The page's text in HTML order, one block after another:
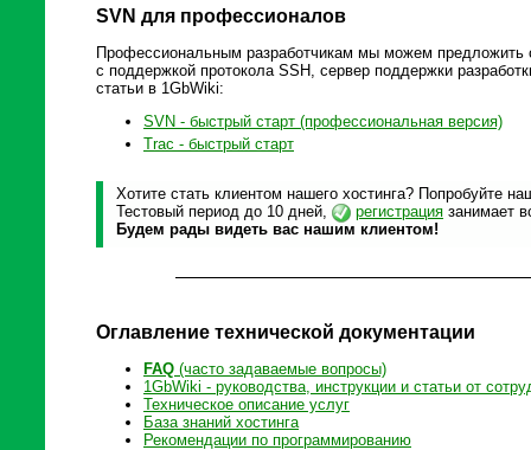
SVN для профессионалов
Профессиональным разработчикам мы можем предложить
с поддержкой протокола SSH, сервер поддержки
статьи в 1GbWiki:
SVN - быстрый старт (профессиональная версия)
Trac - быстрый старт
Хотите стать клиентом нашего хостинга? Попробуйте
Тестовый период до 10 дней,
регистрация занимает
Будем рады видеть вас нашим клиентом!
Оглавление технической документации
FAQ (часто задаваемые вопросы)
1GbWiki - руководства, инструкции и статьи от
Техническое описание услуг
База знаний хостинга
Рекомендации по программированию